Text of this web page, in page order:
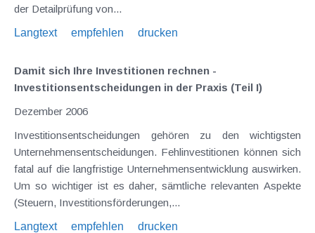
der Detailprüfung von...
Langtext
empfehlen drucken
Damit sich Ihre Investitionen rechnen -
Investitionsentscheidungen in der Praxis (Teil I)
Dezember 2006
Investitionsentscheidungen gehören zu den wichtigsten
Unternehmensentscheidungen. Fehlinvestitionen können sich
fatal auf die langfristige Unternehmensentwicklung auswirken.
Um so wichtiger ist es daher, sämtliche relevanten Aspekte
(Steuern, Investitionsförderungen,...
Langtext
empfehlen drucken